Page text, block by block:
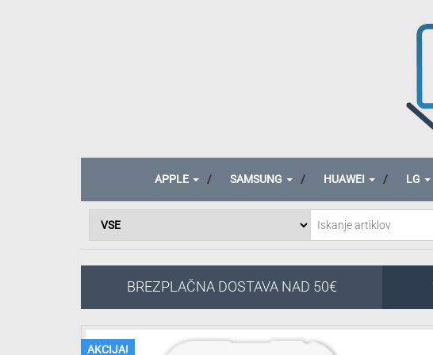
APPLE SAMSUNG HUAWEI LG
BREZPLAČNA DOSTAVA NAD 50€
AKCIJA!